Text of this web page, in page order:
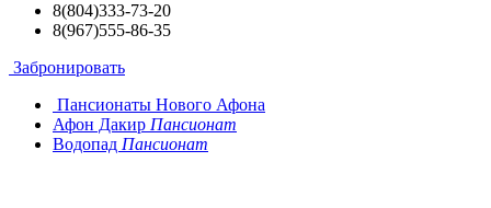
8(804)333-73-20
8(967)555-86-35
Забронировать
Пансионаты Нового Афона
Афон Дакир Пансионат
Водопад Пансионат